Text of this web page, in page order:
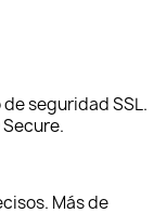
seguridad SSL.
Más de